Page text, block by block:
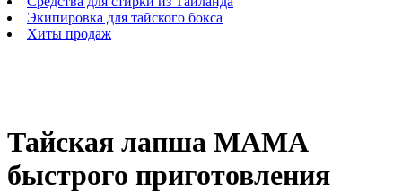
Экипировка для тайского бокса
Хиты продаж
Тайская лапша МАМА
быстрого приготовления